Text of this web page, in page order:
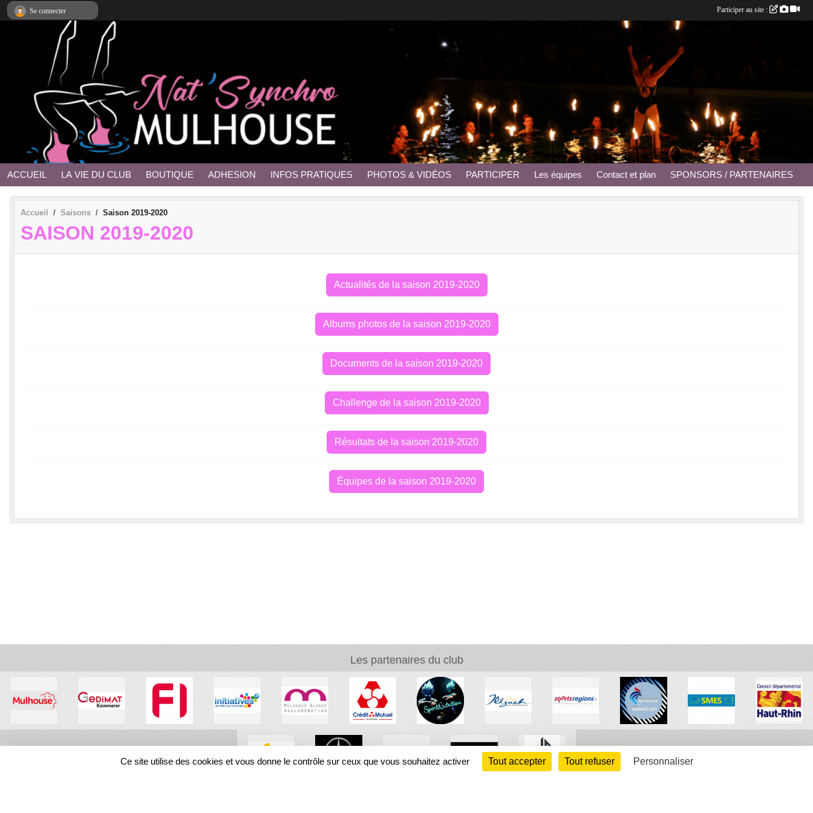
ACCUEIL LA VIE DU CLUB BOUTIQUE ADHESION INFOS PRATIQUES PHOTOS & VIDÉOS PARTICIPER Les équipes Contact et plan SPONSORS / PARTENAIRES
Accueil Saisons Saison 2019-2020
SAISON 2019-2020
Actualités de la saison 2019-2020
Albums photos de la saison 2019-2020
Documents de la saison 2019-2020
Challenge de la saison 2019-2020
Résultats de la saison 2019-2020
Équipes de la saison 2019-2020
Les partenaires du club
Se connecter Participer au site :
Panneau de gestion des cookies
Ce site utilise des cookies et vous donne le contrôle sur ceux que vous souhaitez activer Tout accepter Tout refuser Personnaliser